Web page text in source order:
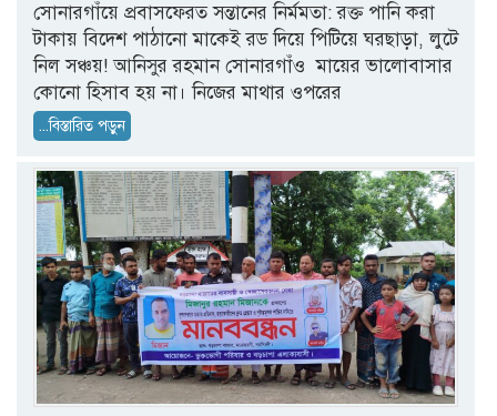
সোনারগাঁয়ে প্রবাসফেরত সন্তানের নির্মমতা: রক্ত পানি করা
টাকায় বিদেশ পাঠানো মাকেই রড দিয়ে পিটিয়ে ঘরছাড়া, লুটে
নিল সঞ্চয়! আনিসুর রহমান সোনারগাঁও মায়ের ভালোবাসার
কোনো হিসাব হয় না। নিজের মাথার ওপরের
...বিস্তারিত পড়ুন